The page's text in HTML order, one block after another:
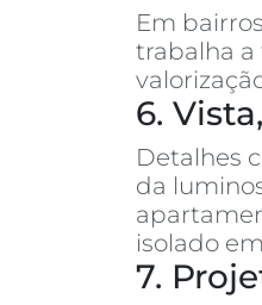
Em
trabalha a
6.
Detalhes
da
isolado
7.